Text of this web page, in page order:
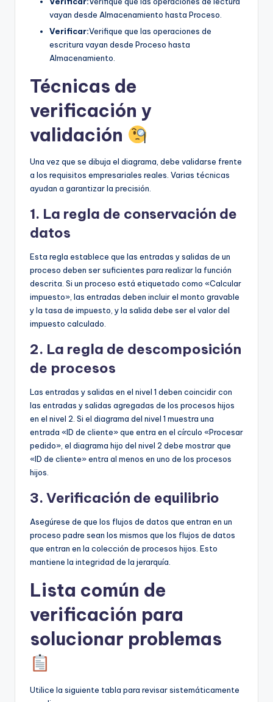
vayan desde Almacenamiento hasta Proceso.
Verificar:Verifique que las operaciones de
escritura vayan desde Proceso hasta
Almacenamiento.
Técnicas de
verificación y
validación
Una vez que se dibuja el diagrama, debe validarse frente
a los requisitos empresariales reales. Varias técnicas
ayudan a garantizar la precisión.
1. La regla de conservación de
datos
Esta regla establece que las entradas y salidas de un
proceso deben ser suficientes para realizar la función
descrita. Si un proceso está etiquetado como «Calcular
impuesto», las entradas deben incluir el monto gravable
y la tasa de impuesto, y la salida debe ser el valor del
impuesto calculado.
2. La regla de descomposición
de procesos
Las entradas y salidas en el nivel 1 deben coincidir con
las entradas y salidas agregadas de los procesos hijos
en el nivel 2. Si el diagrama del nivel 1 muestra una
entrada «ID de cliente» que entra en el círculo «Procesar
pedido», el diagrama hijo del nivel 2 debe mostrar que
«ID de cliente» entra al menos en uno de los procesos
hijos.
3. Verificación de equilibrio
Asegúrese de que los flujos de datos que entran en un
proceso padre sean los mismos que los flujos de datos
que entran en la colección de procesos hijos. Esto
mantiene la integridad de la jerarquía.
Lista común de
verificación para
solucionar problemas
Utilice la siguiente tabla para revisar sistemáticamente